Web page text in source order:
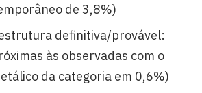
de 3,8%)
definitiva/provável:
às observadas com o
da categoria em 0,6%)